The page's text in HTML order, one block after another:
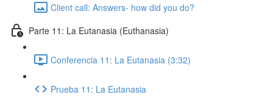
Client call: Answers- how did you do?
Parte 11: La Eutanasia (Euthanasia)
Conferencia 11: La Eutanasia (3:32)
Prueba 11: La Eutanasia